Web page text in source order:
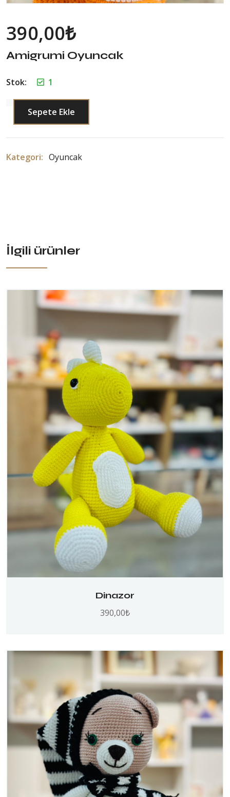
390,00₺
Amigrumi Oyuncak
Stok: 1
Sepete Ekle
Kategori: Oyuncak
İlgili ürünler
Dinazor
390,00₺